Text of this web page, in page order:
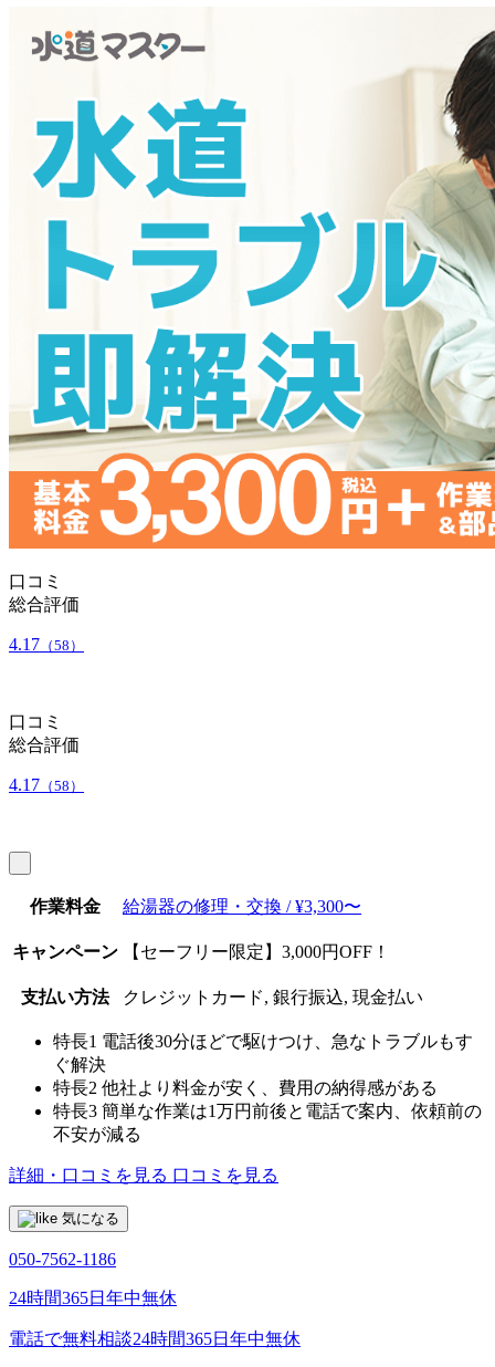
口コミ
総合評価
4.17 （58）
口コミ
総合評価
4.17 （58）
作業料金 給湯器の修理・交換 / ¥3,300〜
キャンペーン 【セーフリー限定】3,000円OFF！
支払い方法 クレジットカード, 銀行振込, 現金払い
特長1 電話後30分ほどで駆けつけ、急なトラブルもす
ぐ解決
特長2 他社より料金が安く、費用の納得感がある
特長3 簡単な作業は1万円前後と電話で案内、依頼前の
不安が減る
詳細・口コミを見る 口コミを見る
気になる
050-7562-1186
24時間365日年中無休
電話で無料相談24時間365日年中無休